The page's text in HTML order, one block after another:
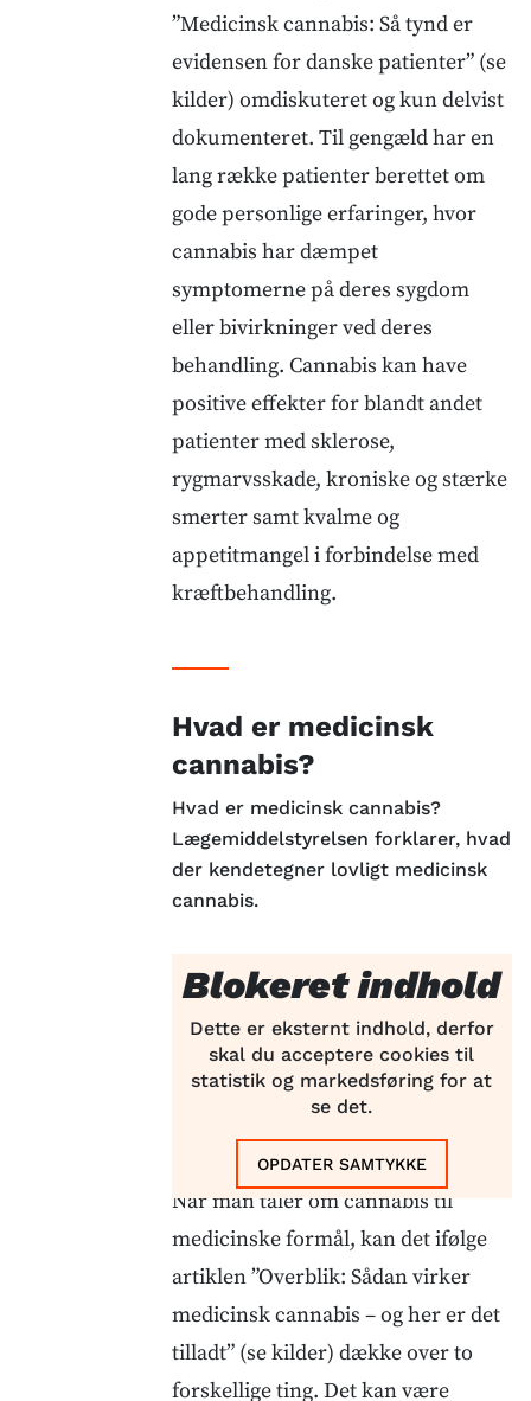
”Medicinsk cannabis: Så tynd er
evidensen for danske patienter” (se
kilder) omdiskuteret og kun delvist
dokumenteret. Til gengæld har en
lang række patienter berettet om
gode personlige erfaringer, hvor
cannabis har dæmpet
symptomerne på deres sygdom
eller bivirkninger ved deres
behandling. Cannabis kan have
positive effekter for blandt andet
patienter med sklerose,
rygmarvsskade, kroniske og stærke
smerter samt kvalme og
appetitmangel i forbindelse med
kræftbehandling.
Hvad er medicinsk
cannabis?
Hvad er medicinsk cannabis?
Lægemiddelstyrelsen forklarer, hvad
der kendetegner lovligt medicinsk
cannabis.
Blokeret indhold
Dette er eksternt indhold, derfor
skal du acceptere cookies til
statistik og markedsføring for at
se det.
OPDATER SAMTYKKE
Når man taler om cannabis til
medicinske formål, kan det ifølge
artiklen ”Overblik: Sådan virker
medicinsk cannabis – og her er det
tilladt” (se kilder) dække over to
forskellige ting. Det kan være